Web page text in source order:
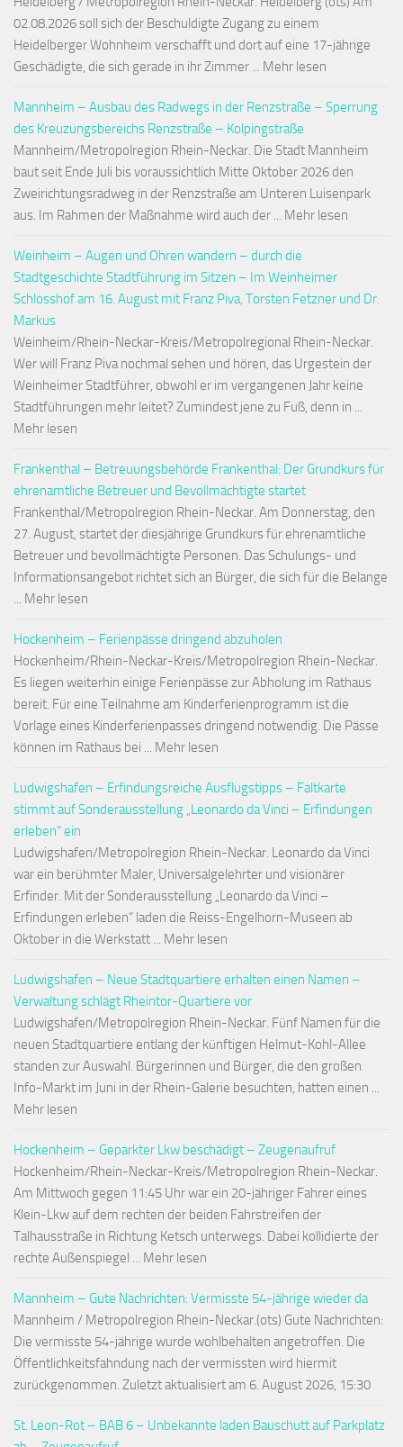
02.08.2026 soll sich der Beschuldigte Zugang zu einem
Heidelberger Wohnheim verschafft und dort auf eine 17-jährige
Geschädigte, die sich gerade in ihr Zimmer ... Mehr lesen
Mannheim – Ausbau des Radwegs in der Renzstraße – Sperrung
des Kreuzungsbereichs Renzstraße – Kolpingstraße
Mannheim/Metropolregion Rhein-Neckar. Die Stadt Mannheim
baut seit Ende Juli bis voraussichtlich Mitte Oktober 2026 den
Zweirichtungsradweg in der Renzstraße am Unteren Luisenpark
aus. Im Rahmen der Maßnahme wird auch der ... Mehr lesen
Weinheim – Augen und Ohren wandern – durch die
Stadtgeschichte Stadtführung im Sitzen – Im Weinheimer
Schlosshof am 16. August mit Franz Piva, Torsten Fetzner und Dr.
Markus
Weinheim/Rhein-Neckar-Kreis/Metropolregional Rhein-Neckar.
Wer will Franz Piva nochmal sehen und hören, das Urgestein der
Weinheimer Stadtführer, obwohl er im vergangenen Jahr keine
Stadtführungen mehr leitet? Zumindest jene zu Fuß, denn in ...
Mehr lesen
Frankenthal – Betreuungsbehörde Frankenthal: Der Grundkurs für
ehrenamtliche Betreuer und Bevollmächtigte startet
Frankenthal/Metropolregion Rhein-Neckar. Am Donnerstag, den
27. August, startet der diesjährige Grundkurs für ehrenamtliche
Betreuer und bevollmächtigte Personen. Das Schulungs- und
Informationsangebot richtet sich an Bürger, die sich für die Belange
... Mehr lesen
Hockenheim – Ferienpässe dringend abzuholen
Hockenheim/Rhein-Neckar-Kreis/Metropolregion Rhein-Neckar.
Es liegen weiterhin einige Ferienpässe zur Abholung im Rathaus
bereit. Für eine Teilnahme am Kinderferienprogramm ist die
Vorlage eines Kinderferienpasses dringend notwendig. Die Pässe
können im Rathaus bei ... Mehr lesen
Ludwigshafen – Erfindungsreiche Ausflugstipps – Faltkarte
stimmt auf Sonderausstellung „Leonardo da Vinci – Erfindungen
erleben“ ein
Ludwigshafen/Metropolregion Rhein-Neckar. Leonardo da Vinci
war ein berühmter Maler, Universalgelehrter und visionärer
Erfinder. Mit der Sonderausstellung „Leonardo da Vinci –
Erfindungen erleben“ laden die Reiss-Engelhorn-Museen ab
Oktober in die Werkstatt ... Mehr lesen
Ludwigshafen – Neue Stadtquartiere erhalten einen Namen –
Verwaltung schlägt Rheintor-Quartiere vor
Ludwigshafen/Metropolregion Rhein-Neckar. Fünf Namen für die
neuen Stadtquartiere entlang der künftigen Helmut-Kohl-Allee
standen zur Auswahl. Bürgerinnen und Bürger, die den großen
Info-Markt im Juni in der Rhein-Galerie besuchten, hatten einen ...
Mehr lesen
Hockenheim – Geparkter Lkw beschädigt – Zeugenaufruf
Hockenheim/Rhein-Neckar-Kreis/Metropolregion Rhein-Neckar.
Am Mittwoch gegen 11:45 Uhr war ein 20-jähriger Fahrer eines
Klein-Lkw auf dem rechten der beiden Fahrstreifen der
Talhausstraße in Richtung Ketsch unterwegs. Dabei kollidierte der
rechte Außenspiegel ... Mehr lesen
Mannheim – Gute Nachrichten: Vermisste 54-jährige wieder da
Mannheim / Metropolregion Rhein-Neckar.(ots) Gute Nachrichten:
Die vermisste 54-jährige wurde wohlbehalten angetroffen. Die
Öffentlichkeitsfahndung nach der vermissten wird hiermit
zurückgenommen. Zuletzt aktualisiert am 6. August 2026, 15:30
St. Leon-Rot – BAB 6 – Unbekannte laden Bauschutt auf Parkplatz